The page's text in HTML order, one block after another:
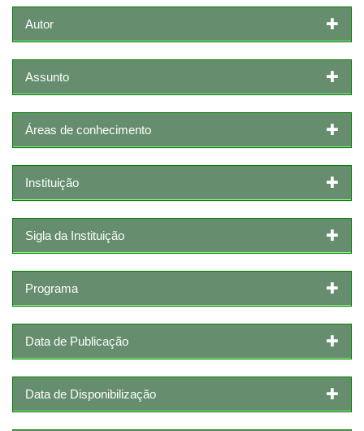
Autor
Assunto
Áreas de conhecimento
Instituição
Sigla da Instituição
Programa
Data de Publicação
Data de Disponibilização